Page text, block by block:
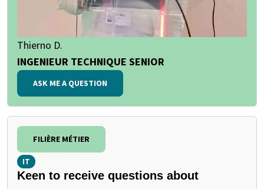
Thierno D.
INGENIEUR TECHNIQUE SENIOR
ASK ME A QUESTION
FILIÈRE MÉTIER
IT
Keen to receive questions about